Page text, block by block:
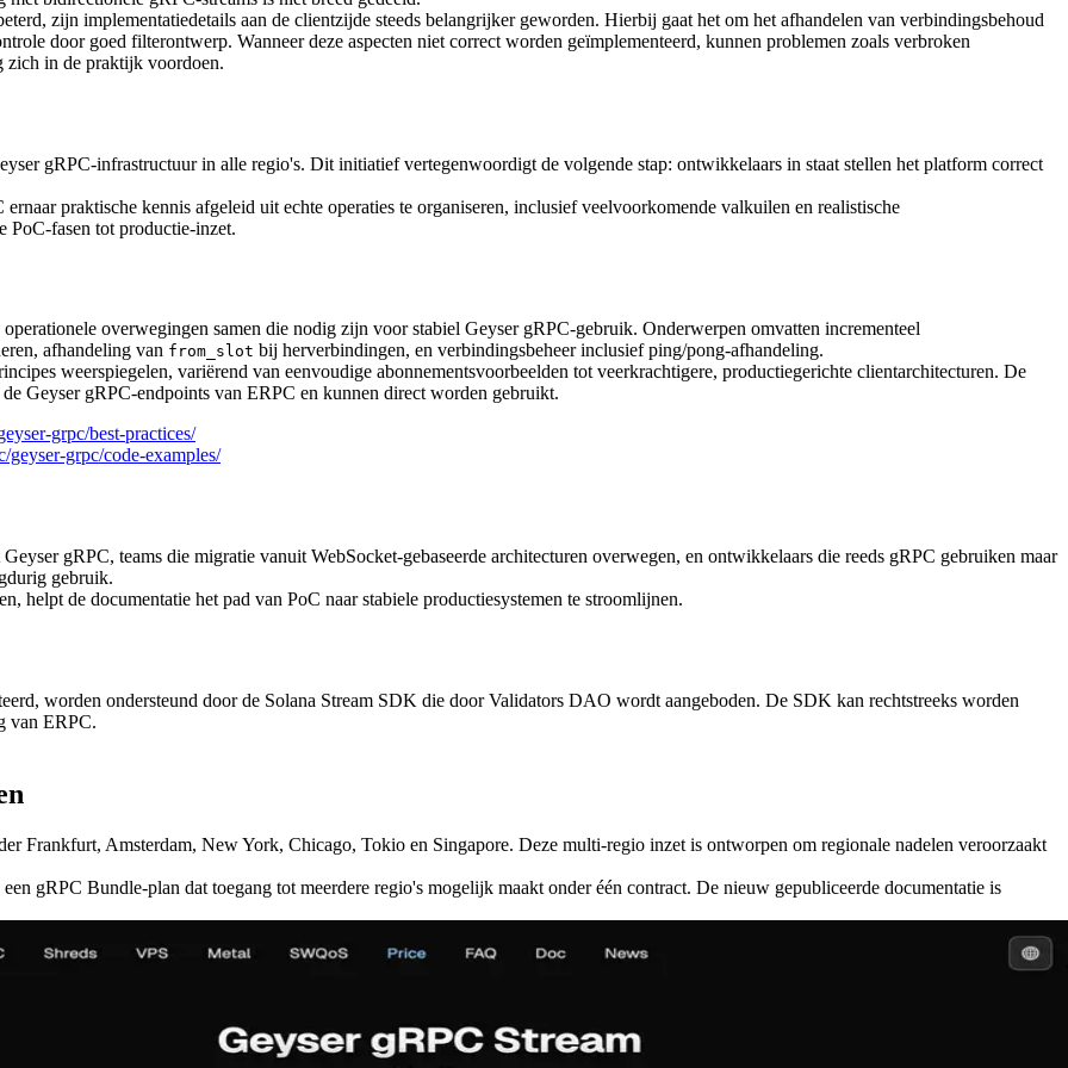
zijn implementatiedetails aan de clientzijde steeds belangrijker geworden. Hierbij gaat het om het afhandelen van verbindingsbehoud
door goed filterontwerp. Wanneer deze aspecten niet correct worden geïmplementeerd, kunnen problemen zoals verbroken
zich in de praktijk voordoen.
gRPC-infrastructuur in alle regio's. Dit initiatief vertegenwoordigt de volgende stap: ontwikkelaars in staat stellen het platform correct
praktische kennis afgeleid uit echte operaties te organiseren, inclusief veelvoorkomende valkuilen en realistische
PoC-fasen tot productie-inzet.
overwegingen samen die nodig zijn voor stabiel Geyser gRPC-gebruik. Onderwerpen omvatten incrementeel
afhandeling van from_slot bij herverbindingen, en verbindingsbeheer inclusief ping/pong-afhandeling.
weerspiegelen, variërend van eenvoudige abonnementsvoorbeelden tot veerkrachtigere, productiegerichte clientarchitecturen. De
Geyser gRPC-endpoints van ERPC en kunnen direct worden gebruikt.
grpc/best-practices/
geyser-grpc/code-examples/
gRPC, teams die migratie vanuit WebSocket-gebaseerde architecturen overwegen, en ontwikkelaars die reeds gRPC gebruiken maar
gebruik.
de documentatie het pad van PoC naar stabiele productiesystemen te stroomlijnen.
worden ondersteund door de Solana Stream SDK die door Validators DAO wordt aangeboden. De SDK kan rechtstreeks worden
van ERPC.
Frankfurt, Amsterdam, New York, Chicago, Tokio en Singapore. Deze multi-regio inzet is ontworpen om regionale nadelen veroorzaakt
gRPC Bundle-plan dat toegang tot meerdere regio's mogelijk maakt onder één contract. De nieuw gepubliceerde documentatie is